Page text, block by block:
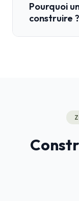
Pourquoi
construire ?